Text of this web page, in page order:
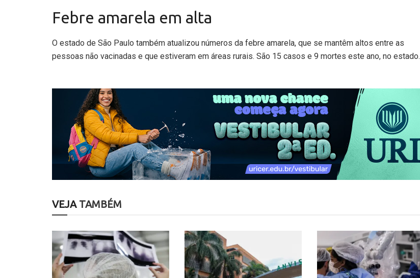
Febre amarela em alta
O estado de São Paulo também atualizou números da febre amarela, que se mantêm altos entre as
pessoas não vacinadas e que estiveram em áreas rurais. São 15 casos e 9 mortes este ano, no estado.
VEJATAMBÉM